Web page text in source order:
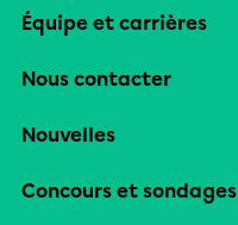
Équipe et carrières
Nous contacter
Nouvelles
Concours et sondages